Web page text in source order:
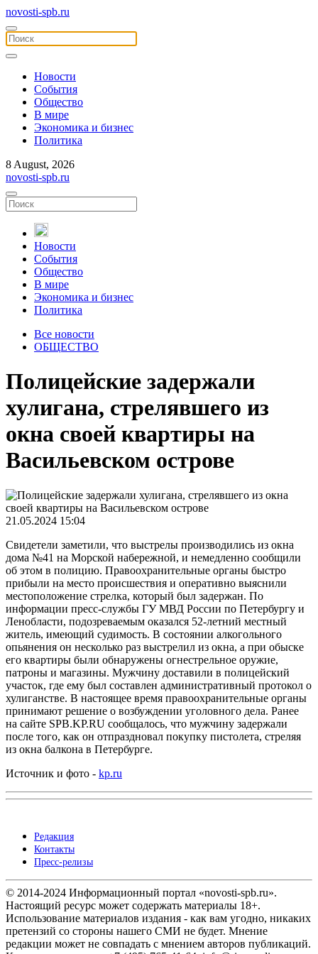
novosti-spb.ru
Новости
События
Общество
В мире
Экономика и бизнес
Политика
8 August, 2026
novosti-spb.ru
Новости
События
Общество
В мире
Экономика и бизнес
Политика
Все новости
ОБЩЕСТВО
Полицейские задержали
хулигана, стрелявшего из
окна своей квартиры на
Васильевском острове
21.05.2024 15:04
Свидетели заметили, что выстрелы производились из окна
дома №41 на Морской набережной, и немедленно сообщили
об этом в полицию. Правоохранительные органы быстро
прибыли на место происшествия и оперативно выяснили
местоположение стрелка, который был задержан. По
информации пресс-службы ГУ МВД России по Петербургу и
Ленобласти, подозреваемым оказался 52-летний местный
житель, имеющий судимость. В состоянии алкогольного
опьянения он несколько раз выстрелил из окна, а при обыске
его квартиры были обнаружены огнестрельное оружие,
патроны и магазины. Мужчину доставили в полицейский
участок, где ему был составлен административный протокол о
хулиганстве. В настоящее время правоохранительные органы
принимают решение о возбуждении уголовного дела. Ранее
на сайте SPB.KP.RU сообщалось, что мужчину задержали
после того, как он отпраздновал покупку пистолета, стреляя
из окна балкона в Петербурге.
Источник и фото - kp.ru
Редакция
Контакты
Пресс-релизы
© 2014-2024 Информационный портал «novosti-spb.ru».
Настоящий ресурс может содержать материалы 18+.
Использование материалов издания - как вам угодно, никаких
претензий со стороны нашего СМИ не будет. Мнение
редакции может не совпадать с мнением авторов публикаций.